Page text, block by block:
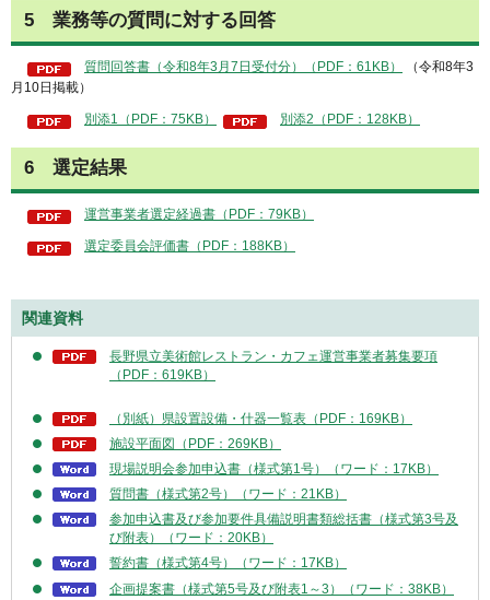
5 業務等の質問に対する回答
質問回答書（令和8年3月7日受付分）（PDF：61KB）
（令和8年3
月10日掲載）
別添1（PDF：75KB） 別添2（PDF：128KB）
6 選定結果
運営事業者選定経過書（PDF：79KB）
選定委員会評価書（PDF：188KB）
関連資料
長野県立美術館レストラン・カフェ運営事業者募集要項
（PDF：619KB）
（別紙）県設置設備・什器一覧表（PDF：169KB）
施設平面図（PDF：269KB）
現場説明会参加申込書（様式第1号）（ワード：17KB）
質問書（様式第2号）（ワード：21KB）
参加申込書及び参加要件具備説明書類総括書（様式第3号及
び附表）（ワード：20KB）
誓約書（様式第4号）（ワード：17KB）
企画提案書（様式第5号及び附表1～3）（ワード：38KB）